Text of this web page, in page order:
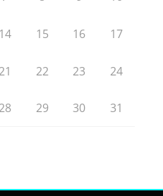
14 15 16 17
21 22 23 24
28 29 30 31